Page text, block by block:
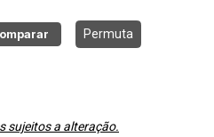
Permuta
sujeitos a alteração.